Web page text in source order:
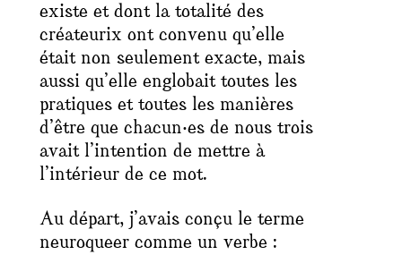
existe et dont la totalité des
créateurix ont convenu qu’elle
était non seulement exacte, mais
aussi qu’elle englobait toutes les
pratiques et toutes les manières
d’être que chacun‧es de nous trois
avait l’intention de mettre à
l’intérieur de ce mot.
Au départ, j’avais conçu le terme
neuroqueer comme un verbe :